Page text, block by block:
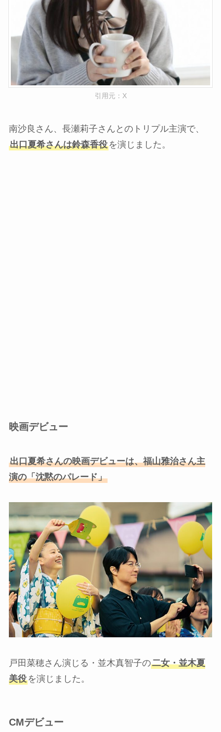
引用元：X
南沙良さん、長瀬莉子さんとのトリプル主演で、
出口夏希さんは鈴森香役を演じました。
映画デビュー
出口夏希さんの映画デビューは、福山雅治さん主
演の「沈黙のパレード」
戸田菜穂さん演じる・並木真智子の二女・並木夏
美役を演じました。
CMデビュー